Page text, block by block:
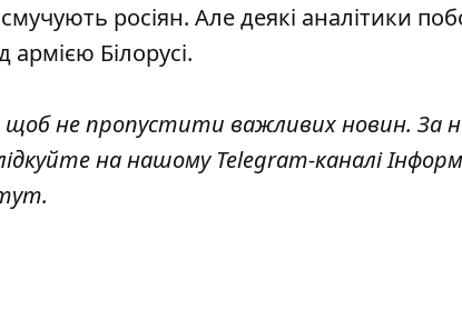
росіян. Але деякі аналітики
Білорусі.
щоб не пропустити важливих новин. За
на нашому Telegram-каналі
.